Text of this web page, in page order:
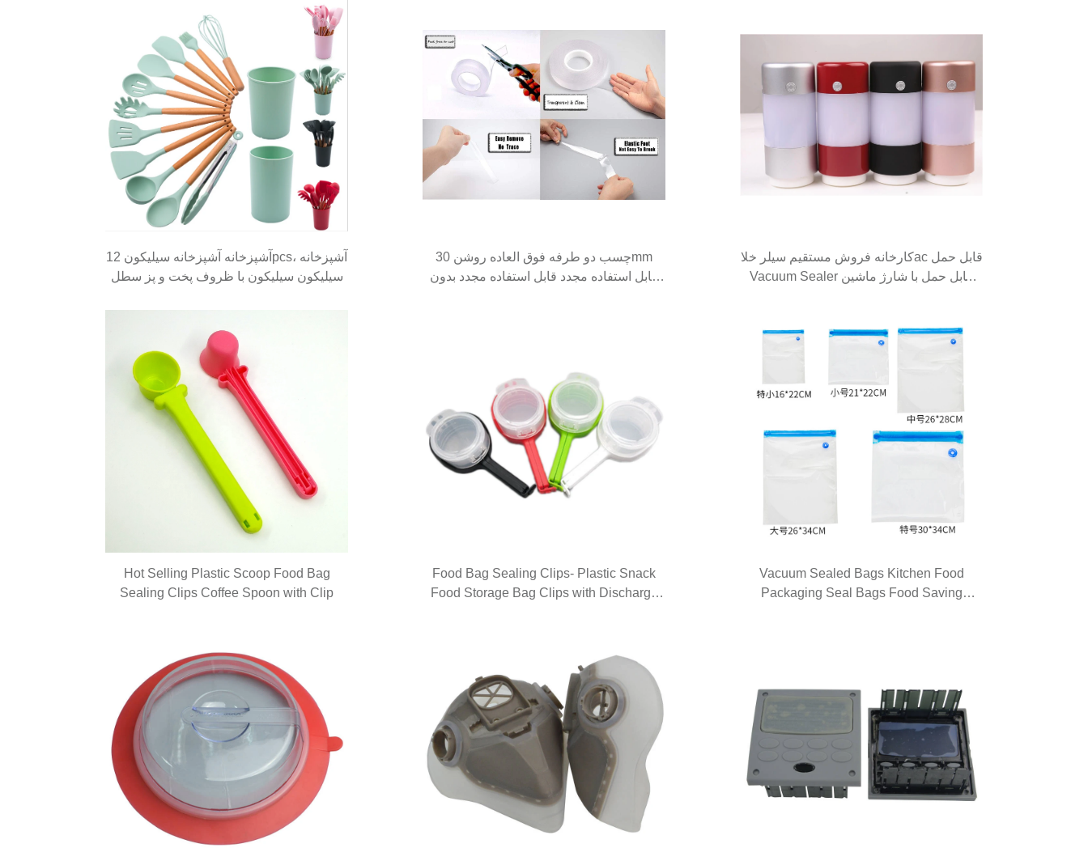
آشپزخانه آشپزخانه سیلیکون 12pcs، آشپزخانه
سیلیکون سیلیکون با ظروف پخت و پز سطل
چسب دو طرفه فوق العاده روشن 30mm
قابل استفاده مجدد قابل استفاده مجدد بدون
کارخانه فروش مستقیم سیلر خلاac قابل حمل
Vacuum Sealer قابل حمل با شارژ ماشین
Hot Selling Plastic Scoop Food Bag
Sealing Clips Coffee Spoon with Clip
Food Bag Sealing Clips- Plastic Snack
Food Storage Bag Clips with Discharge
Vacuum Sealed Bags Kitchen Food
Packaging Seal Bags Food Saving